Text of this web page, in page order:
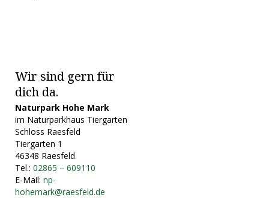
Wir sind gern für
dich da.
Naturpark Hohe Mark
im Naturparkhaus Tiergarten
Schloss Raesfeld
Tiergarten 1
46348 Raesfeld
Tel.: 02865 – 609110
E-Mail: np-
hohemark@raesfeld.de